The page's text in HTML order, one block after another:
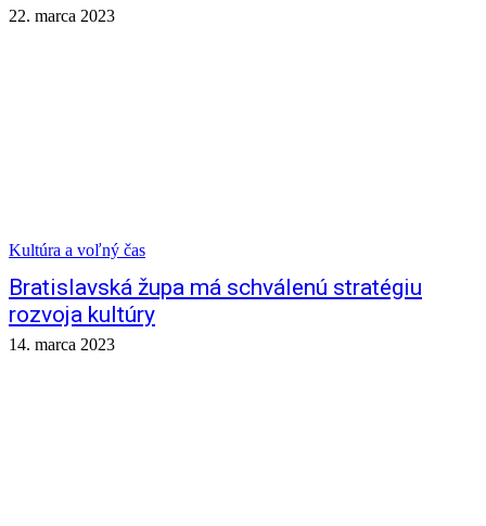
22. marca 2023
Kultúra a voľný čas
Bratislavská župa má schválenú stratégiu
rozvoja kultúry
14. marca 2023